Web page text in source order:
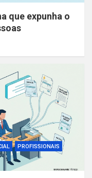
que expunha o
PROFISSIONAIS